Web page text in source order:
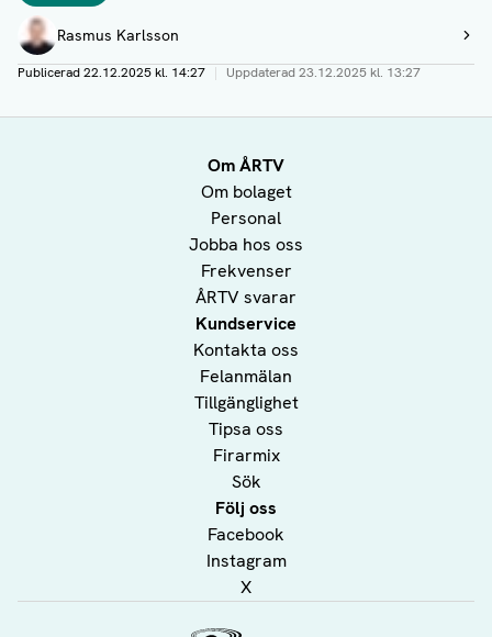
Författare
Rasmus Karlsson
Visa profil
Publicerad22.12.2025 kl. 14:27 | Uppdaterad23.12.2025 kl. 13:27
Om ÅRTV
Om bolaget
Personal
Jobba hos oss
Frekvenser
ÅRTV svarar
Kundservice
Kontakta oss
Felanmälan
Tillgänglighet
Tipsa oss
Firarmix
Sök
Följ oss
Facebook
Instagram
X